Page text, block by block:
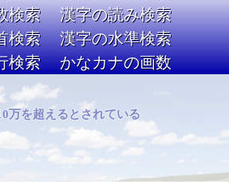
検索
漢字の読み検索
検索
漢字の水準検索
検索
かなカナの画数
Image 02
万を超えるとされている